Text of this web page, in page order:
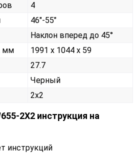
4
46"-55"
Наклон вперед до 45°
мм
1991 x 1044 x 59
27.7
Черный
2x2
2X2 инструкция на
инструкций